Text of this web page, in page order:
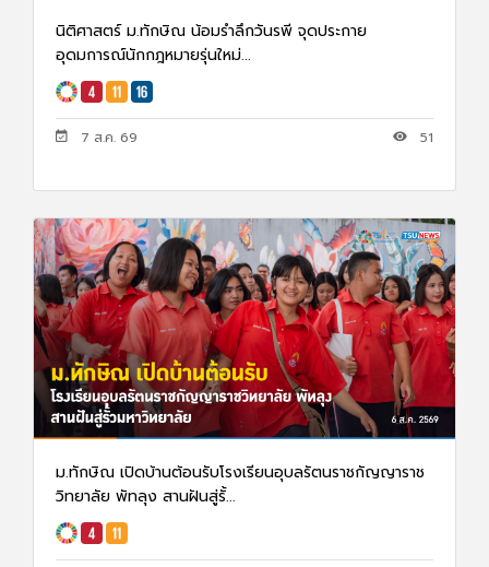
นิติศาสตร์ ม.ทักษิณ น้อมรำลึกวันรพี จุดประกาย
อุดมการณ์นักกฎหมายรุ่นใหม่...
7 ส.ค. 69 51
ม.ทักษิณ เปิดบ้านต้อนรับโรงเรียนอุบลรัตนราชกัญญาราช
วิทยาลัย พัทลุง สานฝันสู่รั้...